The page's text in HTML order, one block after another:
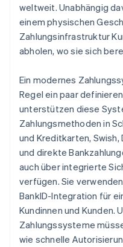
weltweit. Unabhängig
einem physischen
Zahlungsinfrastruktur
abholen, wo sie sich
Ein modernes
Regel ein paar
unterstützen diese
Zahlungsmethoden in
und Kreditkarten,
und direkte
auch über integrierte
verfügen. Sie
BankID-Integration für
Kundinnen und Kunden.
Zahlungssysteme
wie schnelle